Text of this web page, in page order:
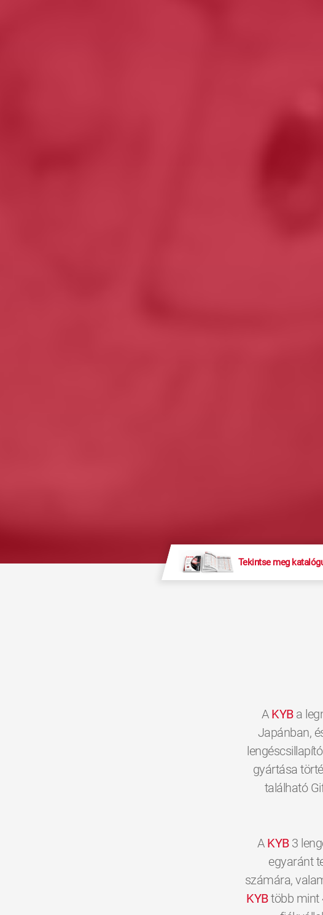
Tekintse meg
A KYBa
Japánban,
gyártása
található
A KYB3
egyaránt
számára,
KYBtöbb mint